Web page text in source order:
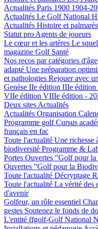
Actualités Paris 1900 1904-
Actualités Le Golf National
Actualités Histoire et palmarès
Statut pro Agents de joueurs
Le cœur et les artères Le
magazine Golf Santé
Nos recos par catégories d'âge
adapté Une préparation
et pathologies Rejouer avec
Genèse IIe édition IIIe édition
VIIe édition VIIIe édition -
Deux sites Actualités
Actualités Organisation
Programme golfCursus
français en fac
Toute l'actualité Une richesse
biodiversité Programme &
Portes Ouvertes "Golf pour
Ouvertes "Golf pour la
Toute l'actualité Décryptage
Toute l'actualité La vérité des
d'avenir
Golfeur, un rôle essentiel
gestes Soutenez le fonds de
L'entité ffgolf-Golf National